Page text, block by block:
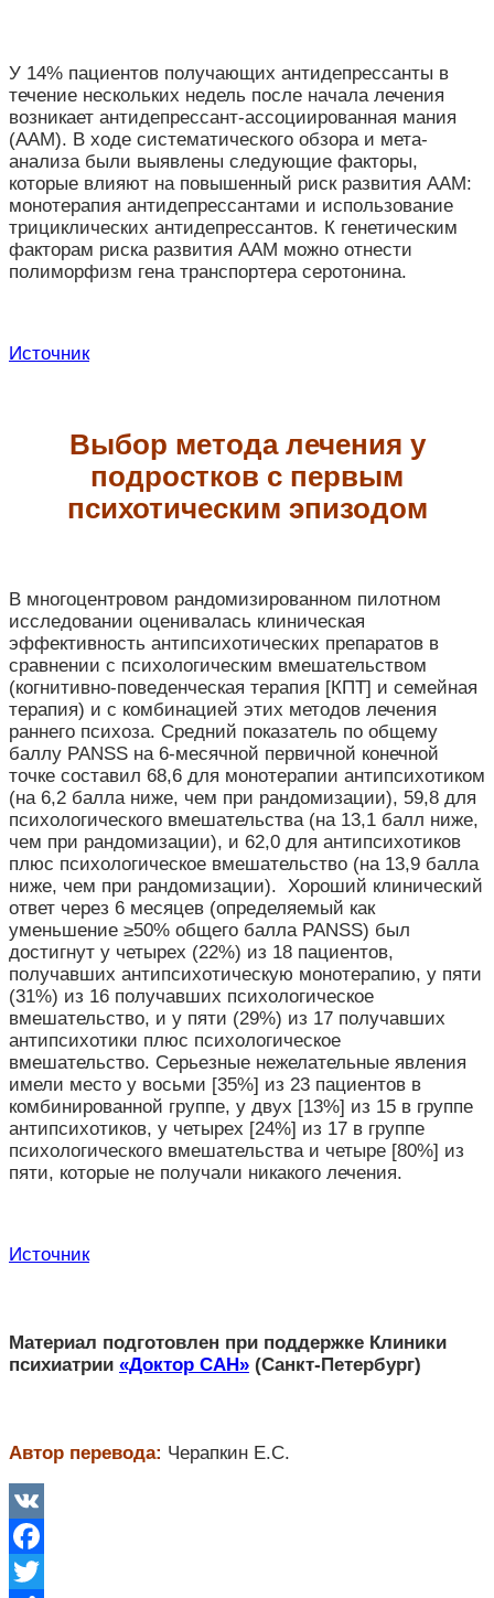
У 14% пациентов получающих антидепрессанты в
течение нескольких недель после начала лечения
возникает антидепрессант-ассоциированная мания
(ААМ). В ходе систематического обзора и мета-
анализа были выявлены следующие факторы,
которые влияют на повышенный риск развития ААМ:
монотерапия антидепрессантами и использование
трициклических антидепрессантов. К генетическим
факторам риска развития ААМ можно отнести
полиморфизм гена транспортера серотонина.
Источник
Выбор метода лечения у
подростков с первым
психотическим эпизодом
В многоцентровом рандомизированном пилотном
исследовании оценивалась клиническая
эффективность антипсихотических препаратов в
сравнении с психологическим вмешательством
(когнитивно-поведенческая терапия [КПТ] и семейная
терапия) и с комбинацией этих методов лечения
раннего психоза. Средний показатель по общему
баллу PANSS на 6-месячной первичной конечной
точке составил 68,6 для монотерапии антипсихотиком
(на 6,2 балла ниже, чем при рандомизации), 59,8 для
психологического вмешательства (на 13,1 балл ниже,
чем при рандомизации), и 62,0 для антипсихотиков
плюс психологическое вмешательство (на 13,9 балла
ниже, чем при рандомизации). Хороший клинический
ответ через 6 месяцев (определяемый как
уменьшение ≥50% общего балла PANSS) был
достигнут у четырех (22%) из 18 пациентов,
получавших антипсихотическую монотерапию, у пяти
(31%) из 16 получавших психологическое
вмешательство, и у пяти (29%) из 17 получавших
антипсихотики плюс психологическое
вмешательство. Серьезные нежелательные явления
имели место у восьми [35%] из 23 пациентов в
комбинированной группе, у двух [13%] из 15 в группе
антипсихотиков, у четырех [24%] из 17 в группе
психологического вмешательства и четыре [80%] из
пяти, которые не получали никакого лечения.
Источник
Материал подготовлен при поддержке Клиники
психиатрии «Доктор САН» (Санкт-Петербург)
Автор перевода: Черапкин Е.C.
VK
Facebook